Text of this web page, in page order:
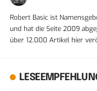
Robert Basic ist
und hat die Seite 2009
über 12.000 Artikel hier